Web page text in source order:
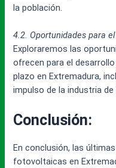
la población.
4.2. Oportunidades para
Exploraremos las
ofrecen para el
plazo en Extremadura,
impulso de la industria
Conclusión:
En conclusión, las
fotovoltaicas en